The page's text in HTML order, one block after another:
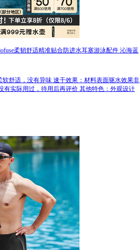
柔韧舒适精准贴合防进水耳塞游泳配件 沁海蓝
舒适，没有异味 速干效果：材料表面驱水效果非
有实际用过，待用后再评价 其他特色：外观设计